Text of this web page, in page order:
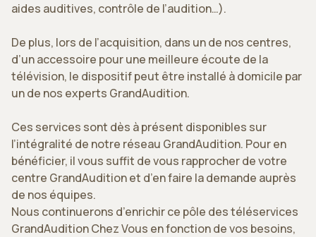
aides auditives, contrôle de l’audition…).
De plus, lors de l’acquisition, dans un de nos centres,
d’un accessoire pour une meilleure écoute de la
télévision, le dispositif peut être installé à domicile par
un de nos experts GrandAudition.
Ces services sont dès à présent disponibles sur
l’intégralité de notre réseau GrandAudition. Pour en
bénéficier, il vous suffit de vous rapprocher de votre
centre GrandAudition et d’en faire la demande auprès
de nos équipes.
Nous continuerons d’enrichir ce pôle des téléservices
GrandAudition Chez Vous en fonction de vos besoins,